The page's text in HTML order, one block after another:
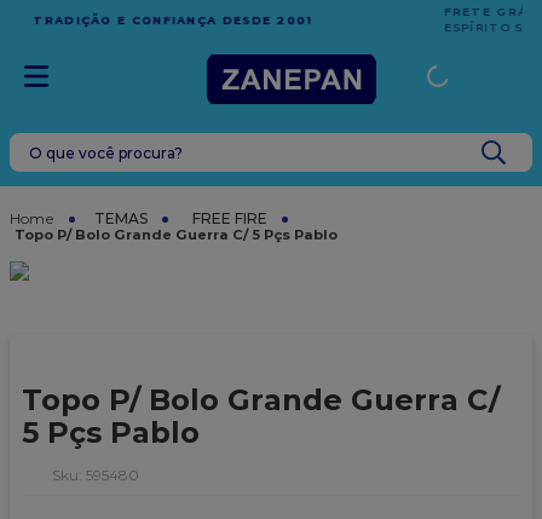
FRETE GRÁTIS
EM COMPRAS ACIMA DE R$1.000,00 PARA O
ESPÍRITO SANTO
O que você procura?
TEMAS FREE FIRE
Topo P/ Bolo Grande Guerra C/ 5 Pçs Pablo
Topo P/ Bolo Grande Guerra C/
5 Pçs Pablo
: 595480
TERMOS MAIS BUSCADOS
leite condensado
6 º
sacola